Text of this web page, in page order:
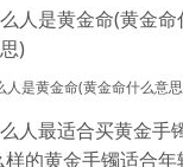
人是黄金命(黄金命什么意